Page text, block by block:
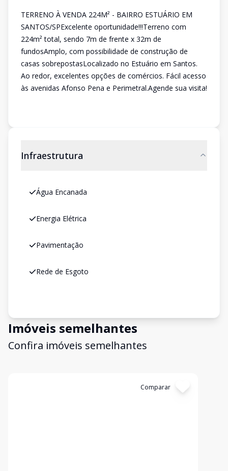
TERRENO À VENDA 224M² - BAIRRO ESTUÁRIO EM
SANTOS/SPExcelente oportunidade!!!Terreno com
224m² total, sendo 7m de frente x 32m de
fundosAmplo, com possibilidade de construção de
casas sobrepostasLocalizado no Estuário em Santos.
Ao redor, excelentes opções de comércios. Fácil acesso
às avenidas Afonso Pena e Perimetral.Agende sua visita!
Infraestrutura
Água Encanada
Energia Elétrica
Pavimentação
Rede de Esgoto
Imóveis semelhantes
Confira imóveis semelhantes
Comparar